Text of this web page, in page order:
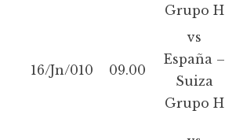
Grupo H
16/Jn/010 09.00
vs
España –
Suiza
Grupo H